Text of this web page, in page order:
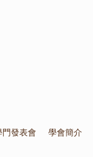
門發表會 學會簡介